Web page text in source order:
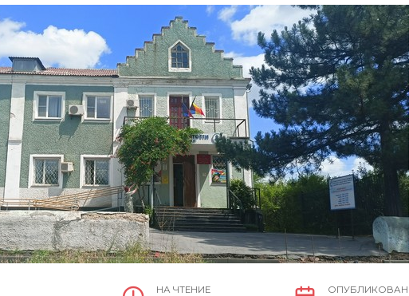
НА ЧТЕНИЕ